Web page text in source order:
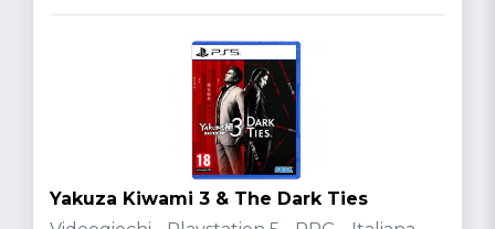
Yakuza Kiwami 3 & The Dark Ties